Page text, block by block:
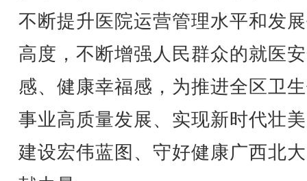
不断提升医院运营管理水平和发
高度，不断增强人民群众的就医
感、健康幸福感，为推进全区卫
事业高质量发展、实现新时代壮
建设宏伟蓝图、守好健康广西北